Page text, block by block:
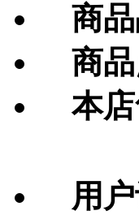
商品
商品
本店
用